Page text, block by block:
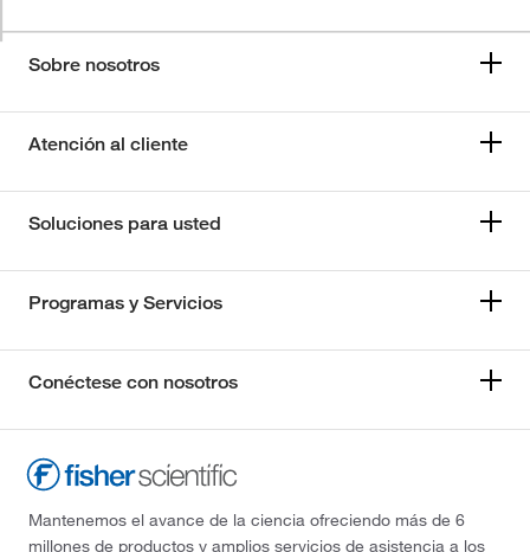
Sobre nosotros
Atención al cliente
Soluciones para usted
Programas y Servicios
Conéctese con nosotros
Mantenemos el avance de la ciencia ofreciendo más de 6
millones de productos y amplios servicios de asistencia a los